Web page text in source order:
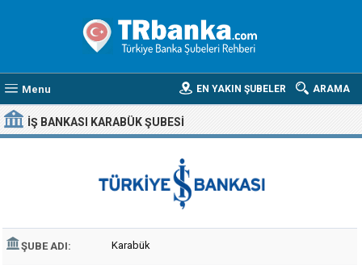
Menu ARAMA
EN YAKIN ŞUBELER
İŞ BANKASI KARABÜK ŞUBESI
ŞUBE ADI: Karabük